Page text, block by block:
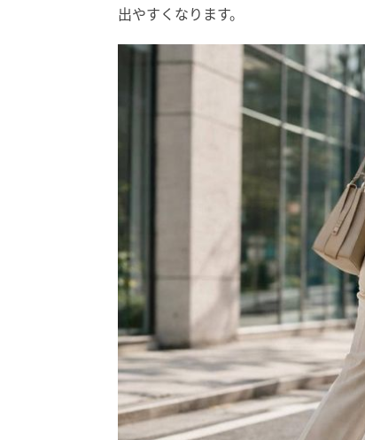
出やすくなります。